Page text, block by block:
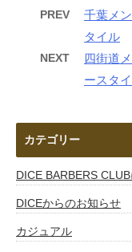
PREV
千葉メ
タイル
NEXT
四街道
ースタ
カテゴリー
DICE BARBERS
DICEからのお知らせ
カジュアル